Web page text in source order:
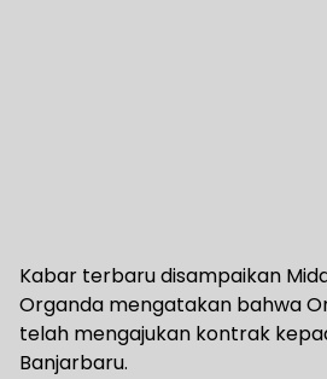
Kabar terbaru disampaikan
Organda mengatakan bahwa
telah mengajukan kontrak
Banjarbaru.